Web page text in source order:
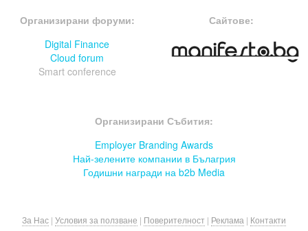
Организирани форуми:
Digital Finance
Cloud forum
Smart conference
Сайтове:
Организирани Събития:
Employer Branding Awards
Най-зелените компании в Бълагрия
Годишни награди на b2b Media
За Нас | Условия за ползване | Поверителност | Реклама | Контакти